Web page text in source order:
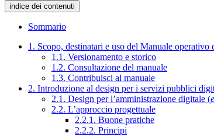
indice dei contenuti
Sommario
1. Scopo, destinatari e uso del Manuale operativo
1.1. Versionamento e storico
1.2. Consultazione del manuale
1.3. Contribuisci al manuale
2. Introduzione al design per i servizi pubblici
2.1. Design per l’amministrazione digitale (
2.2. L’approccio progettuale
2.2.1. Buone pratiche
2.2.2. Principi